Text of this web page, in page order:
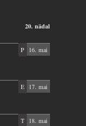
20. nädal
P 16. mai
E 17. mai
T 18. mai